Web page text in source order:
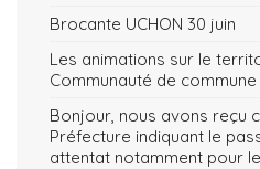
Brocante UCHON 30 juin
Les animations sur le
Communauté de
Bonjour, nous avons reçu
Préfecture indiquant le
attentat notamment pour